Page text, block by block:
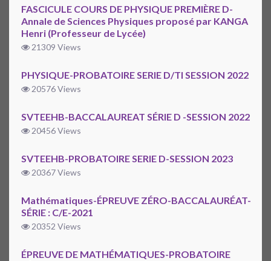
FASCICULE COURS DE PHYSIQUE PREMIÈRE D-
Annale de Sciences Physiques proposé par KANGA
Henri (Professeur de Lycée)
21309 Views
PHYSIQUE-PROBATOIRE SERIE D/TI SESSION 2022
20576 Views
SVTEEHB-BACCALAUREAT SÉRIE D -SESSION 2022
20456 Views
SVTEEHB-PROBATOIRE SERIE D-SESSION 2023
20367 Views
Mathématiques-ÉPREUVE ZÉRO-BACCALAURÉAT-
SÉRIE : C/E-2021
20352 Views
ÉPREUVE DE MATHÉMATIQUES-PROBATOIRE